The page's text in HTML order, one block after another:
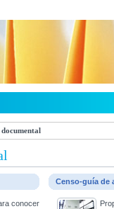
conocer
Censo-guía de